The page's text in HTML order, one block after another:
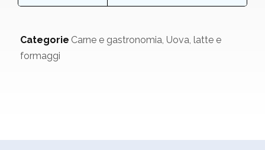
Categorie Carne e gastronomia, Uova, latte e
formaggi